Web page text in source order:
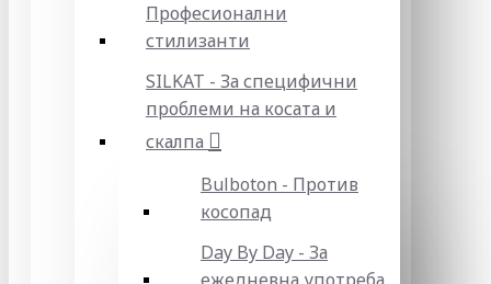
Професионални
стилизанти
SILKAT - За специфични
проблеми на косата и
скалпа
Bulboton - Против
косопад
Day By Day - За